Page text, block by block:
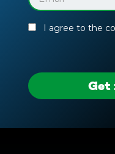
(Required)
I agree to the
Get